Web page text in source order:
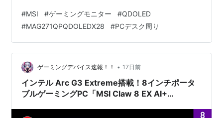
レート280Hz、応答速度0.03ms（GTG）という圧倒的な
スペックを誇るゲーミングモニターです。競技性の高い
FPSやアクションゲームでの勝利を目指すゲーマーはも
ちろん、高精細な映像世界に没入したいプレイヤーにと
っても待望の一台となっています。 漆黒と圧倒的な…
#MSI #ゲーミングモニター #QDOLED
#MAG271QPQDOLEDX28 #PCデスク周り
ゲーミングデバイス速報！！ • 17日前
インテル Arc G3 Extreme搭載！8インチポータ
ブルゲーミングPC「MSI Claw 8 EX AI+